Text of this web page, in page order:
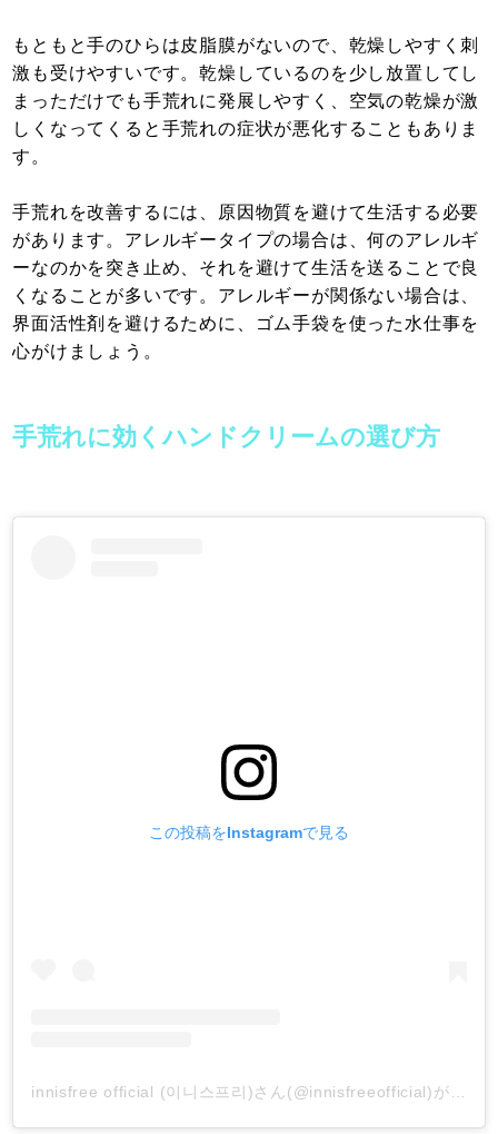
もともと手のひらは皮脂膜がないので、乾燥しやすく刺
激も受けやすいです。乾燥しているのを少し放置してし
まっただけでも手荒れに発展しやすく、空気の乾燥が激
しくなってくると手荒れの症状が悪化することもありま
す。
手荒れを改善するには、原因物質を避けて生活する必要
があります。アレルギータイプの場合は、何のアレルギ
ーなのかを突き止め、それを避けて生活を送ることで良
くなることが多いです。アレルギーが関係ない場合は、
界面活性剤を避けるために、ゴム手袋を使った水仕事を
心がけましょう。
手荒れに効くハンドクリームの選び方
この投稿をInstagramで見る